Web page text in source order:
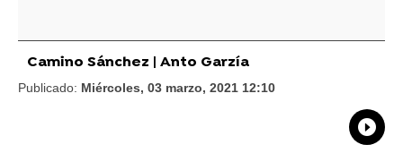
Camino Sánchez | Anto Garzía
Publicado: Miércoles, 03 marzo, 2021 12:10